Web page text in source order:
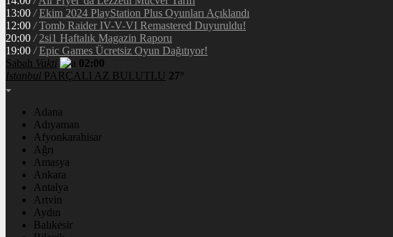
13:00 / Ekim 2024 PlayStation Plus Oyunları Açıklandı
12:00 / Tomb Raider IV-V-VI Remastered Duyuruldu!
20:00 / 2si1 Haftalık Magazin Raporu
19:00 / Epic Games Ücretsiz Oyun Dağıtıyor!
Sabah Vakti
02:00
İstanbul PARÇALI AZ BULUTLU 27°
Adana
Adıyaman
Afyonkarahisar
Ağrı
Amasya
Ankara
Antalya
Artvin
Aydın
Balıkesir